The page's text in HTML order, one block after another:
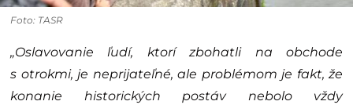
Foto: TASR
„Oslavovanie ľudí, ktorí zbohatli na obchode
s otrokmi, je neprijateľné, ale problémom je fakt, že
konanie historických postáv nebolo vždy